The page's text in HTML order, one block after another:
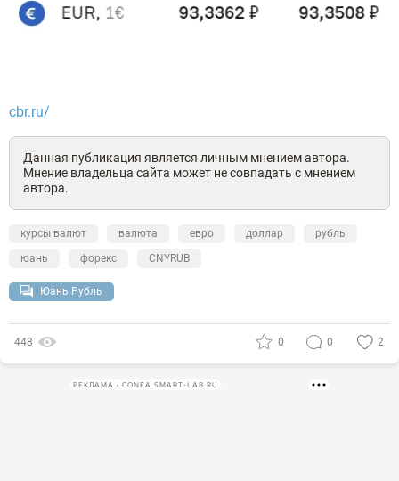
cbr.ru/
Данная публикация является личным мнением автора.
Мнение владельца сайта может не совпадать с мнением
автора.
курсы валют валюта евро доллар
рубль
юань
форекс CNYRUB
Юань Рубль
448 0 0 2
РЕКЛАМА • CONFA.SMART-LAB.RU